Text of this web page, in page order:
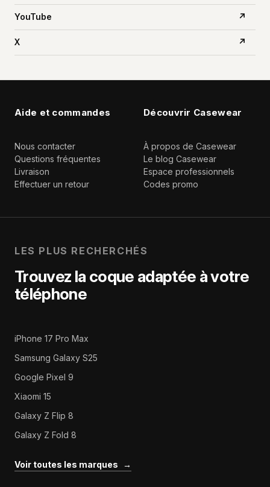
YouTube ↗
X ↗
Aide et commandes
Nous contacter
Questions fréquentes
Livraison
Effectuer un retour
Découvrir Casewear
À propos de Casewear
Le blog Casewear
Espace professionnels
Codes promo
LES PLUS RECHERCHÉS
Trouvez la coque adaptée à votre
téléphone
iPhone 17 Pro Max
Samsung Galaxy S25
Google Pixel 9
Xiaomi 15
Galaxy Z Flip 8
Galaxy Z Fold 8
Voir toutes les marques →